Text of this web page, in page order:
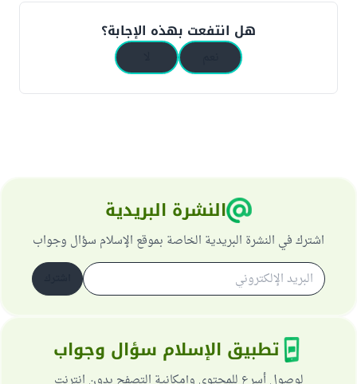
هل انتفعت بهذه الإجابة؟
النشرة البريدية
اشترك في النشرة البريدية الخاصة بموقع الإسلام سؤال وجواب
تطبيق الإسلام سؤال وجواب